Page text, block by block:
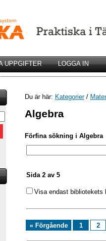
UPPGIFTER LOGGA IN
Du är här: Kategorier/
Algebra
Förfina sökning i Algebra
Sida 2 av 5
Visa endast bibliotekets
« Förgående 1 2